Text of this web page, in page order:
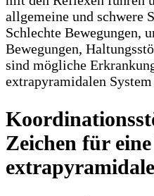
allgemeine und schwere
Schlechte Bewegungen,
Bewegungen,
sind mögliche
extrapyramidalen
Zeichen für